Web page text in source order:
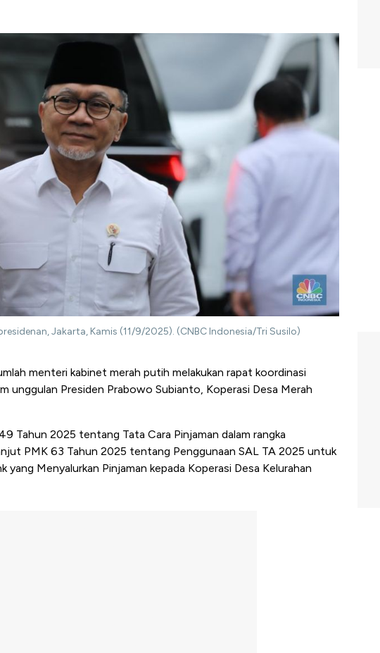
Jakarta, Kamis (11/9/2025). (CNBC Indonesia/Tri Susilo)
menteri kabinet merah putih melakukan rapat koordinasi
unggulan Presiden Prabowo Subianto, Koperasi Desa Merah
Tahun 2025 tentang Tata Cara Pinjaman dalam rangka
PMK 63 Tahun 2025 tentang Penggunaan SAL TA 2025 untuk
yang Menyalurkan Pinjaman kepada Koperasi Desa Kelurahan